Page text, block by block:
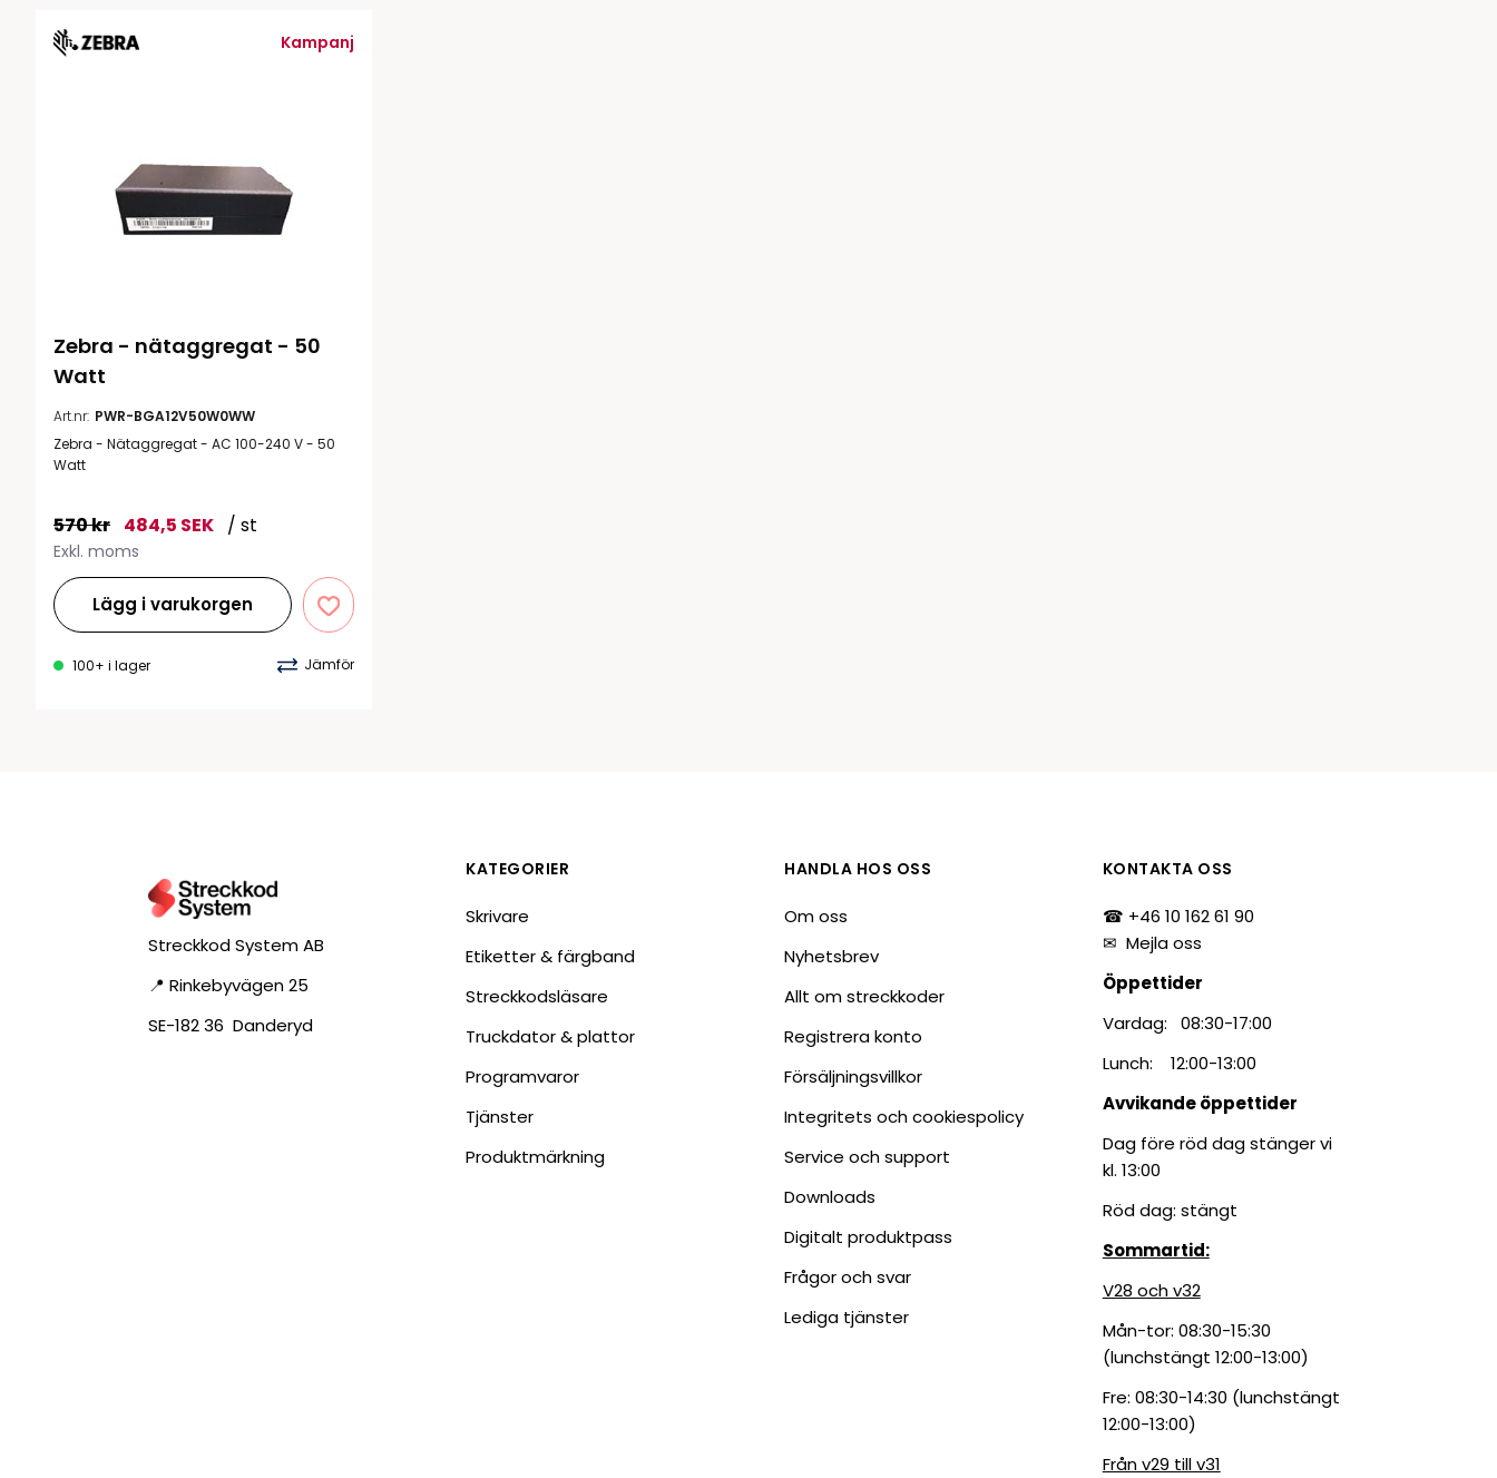
Kampanj
Zebra - nätaggregat - 50
Watt
Art.nr: PWR-BGA12V50W0WW
Zebra - Nätaggregat - AC 100-240 V - 50
Watt
570 kr 484,5 SEK / st
Exkl. moms
Lägg i varukorgen
100+ i lager Jämför
Streckkod System AB
📍 Rinkebyvägen 25
SE-182 36 Danderyd
KATEGORIER
Skrivare
Etiketter & färgband
Streckkodsläsare
Truckdator & plattor
Programvaror
Tjänster
Produktmärkning
HANDLA HOS OSS
Om oss
Nyhetsbrev
Allt om streckkoder
Registrera konto
Försäljningsvillkor
Integritets och cookiespolicy
Service och support
Downloads
Digitalt produktpass
Frågor och svar
Lediga tjänster
KONTAKTA OSS
☎ +46 10 162 61 90
✉ Mejla oss
Öppettider
Vardag: 08:30-17:00
Lunch: 12:00-13:00
Avvikande öppettider
Dag före röd dag stänger vi
kl. 13:00
Röd dag: stängt
Sommartid:
V28 och v32
Mån-tor: 08:30-15:30
(lunchstängt 12:00-13:00)
Fre: 08:30-14:30 (lunchstängt
12:00-13:00)
Från v29 till v31